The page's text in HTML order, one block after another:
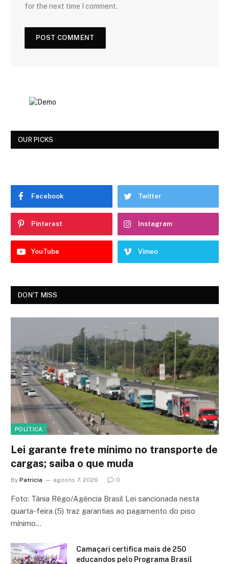
for the next time I comment.
OUR PICKS
Facebook Twitter
Pinterest Instagram
YouTube Vimeo
DON'T MISS
POLÍTICA
Lei garante frete mínimo no transporte de
cargas; saiba o que muda
By Patricia agosto 7, 2026 0
Foto: Tânia Rêgo/Agência Brasil Lei sancionada nesta
quarta-feira (5) traz garantias ao pagamento do piso
mínimo…
Camaçari certifica mais de 250
educandos pelo Programa Brasil